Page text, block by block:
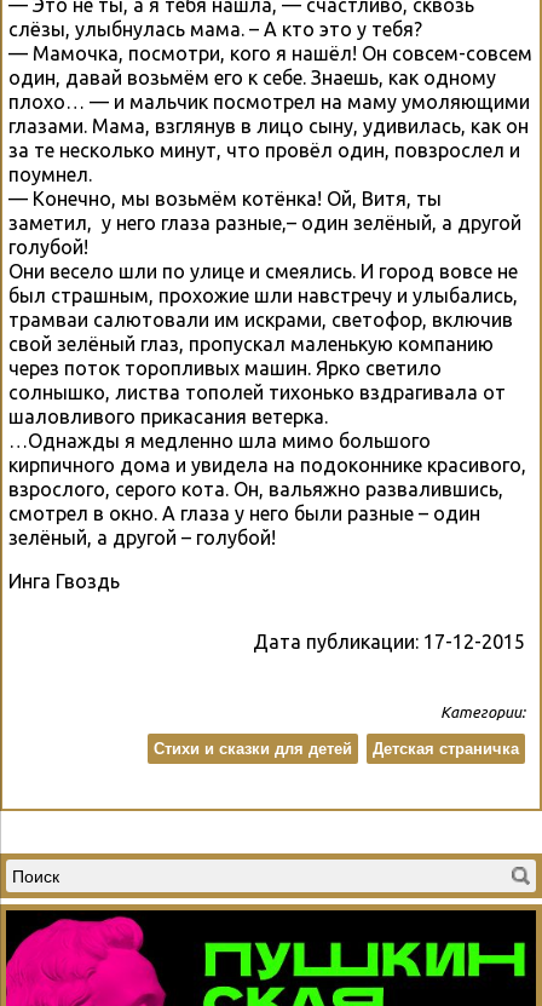
— Это не ты, а я тебя нашла, — счастливо, сквозь
слёзы, улыбнулась мама. – А кто это у тебя?
— Мамочка, посмотри, кого я нашёл! Он совсем-совсем
один, давай возьмём его к себе. Знаешь, как одному
плохо… — и мальчик посмотрел на маму умоляющими
глазами. Мама, взглянув в лицо сыну, удивилась, как он
за те несколько минут, что провёл один, повзрослел и
поумнел.
— Конечно, мы возьмём котёнка! Ой, Витя, ты
заметил, у него глаза разные,– один зелёный, а другой
голубой!
Они весело шли по улице и смеялись. И город вовсе не
был страшным, прохожие шли навстречу и улыбались,
трамваи салютовали им искрами, светофор, включив
свой зелёный глаз, пропускал маленькую компанию
через поток торопливых машин. Ярко светило
солнышко, листва тополей тихонько вздрагивала от
шаловливого прикасания ветерка.
…Однажды я медленно шла мимо большого
кирпичного дома и увидела на подоконнике красивого,
взрослого, серого кота. Он, вальяжно развалившись,
смотрел в окно. А глаза у него были разные – один
зелёный, а другой – голубой!
Инга Гвоздь
Дата публикации: 17-12-2015
Категории:
Детская страничка
Стихи и сказки для детей